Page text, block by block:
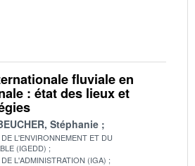
fluviale en
: état des lieux et
Stéphanie
L'ENVIRONNEMENT ET DU
(IGEDD)
L'ADMINISTRATION (IGA)